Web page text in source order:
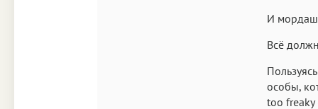
И
Всё
особы,
too freaky